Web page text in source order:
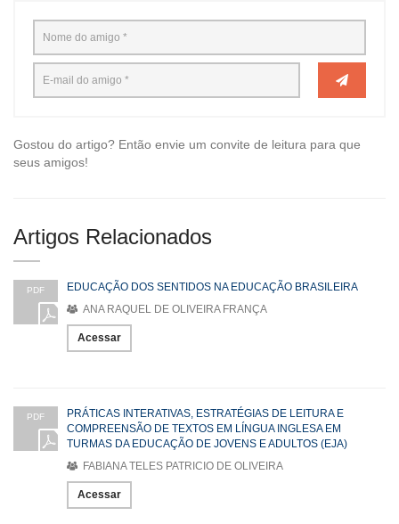
Gostou do artigo? Então envie um convite de leitura para que
seus amigos!
Artigos Relacionados
PDF
EDUCAÇÃO DOS SENTIDOS NA EDUCAÇÃO BRASILEIRA
ANA RAQUEL DE OLIVEIRA FRANÇA
Acessar
PDF
PRÁTICAS INTERATIVAS, ESTRATÉGIAS DE LEITURA E
COMPREENSÃO DE TEXTOS EM LÍNGUA INGLESA EM
TURMAS DA EDUCAÇÃO DE JOVENS E ADULTOS (EJA)
FABIANA TELES PATRICIO DE OLIVEIRA
Acessar